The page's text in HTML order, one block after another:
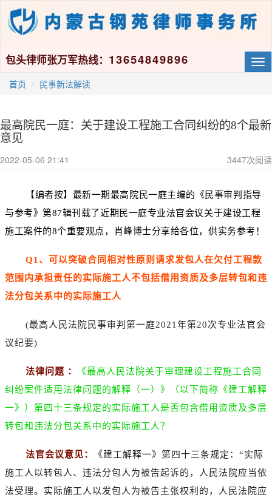
包头律师张万军热线： 13654849896
首页 民事新法解读
最高院民一庭：关于建设工程施工合同纠纷的8个最新
意见
2022-05-06 21:41 3447次阅读
【编者按】最新一期最高院民一庭主编的《民事审判指导
与参考》第87辑刊载了近期民一庭专业法官会议关于建设工程
施工案件的8个重要观点，肖峰博士分享给各位，供实务参考！
Q1、可以突破合同相对性原则请求发包人在欠付工程款
范围内承担责任的实际施工人不包括借用资质及多层转包和违
法分包关系中的实际施工人
(最高人民法院民事审判第一庭2021年第20次专业法官会
议纪要)
法律问题 ：
《最高人民法院关于审理建设工程施工合同
纠纷案件适用法律问题的解释（一）》（以下简称《建工解释
一》）第四十三条规定的实际施工人是否包含借用资质及多层
转包和违法分包关系中的实际施工人？
法官会议意见：
《建工解释一》第四十三条规定：“实际
施工人以转包人、违法分包人为被告起诉的，人民法院应当依
法受理。实际施工人以发包人为被告主张权利的，人民法院应